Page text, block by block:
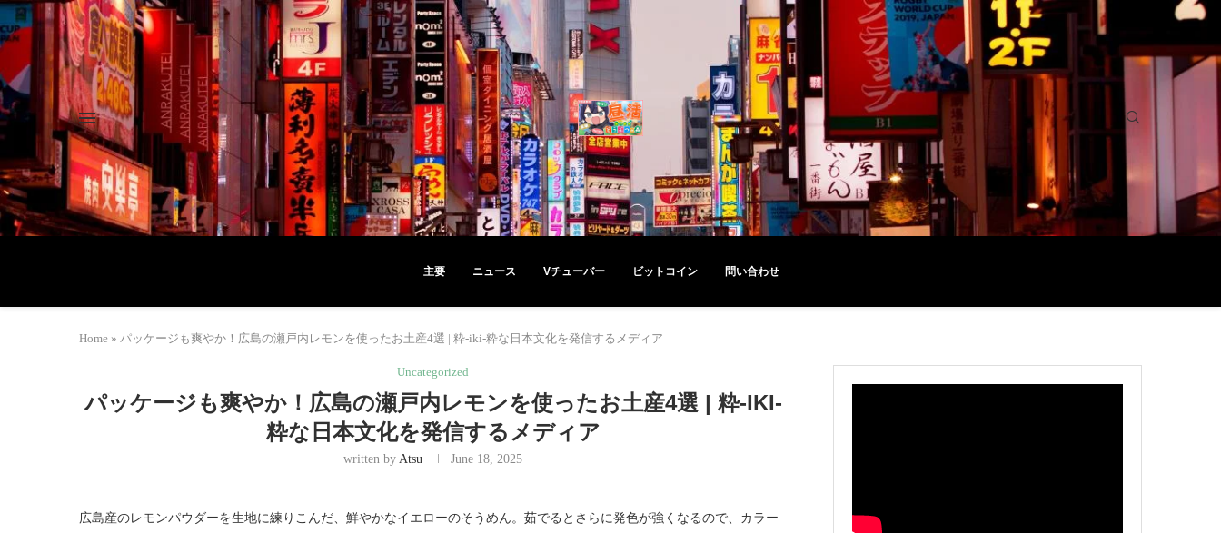
主要 ニュース Vチューバー ビットコイン 問い合わせ
Home » パッケージも爽やか！広島の瀬戸内レモンを使ったお土産4選 | 粋-iki-粋な日本文化を発信するメディア
Uncategorized
パッケージも爽やか！広島の瀬戸内レモンを使ったお土産4選 | 粋-IKI-
粋な日本文化を発信するメディア
written by Atsu June 18, 2025
広島産のレモンパウダーを生地に練りこんだ、鮮やかなイエローのそうめん。茹でるとさらに発色が強くなるので、カラー